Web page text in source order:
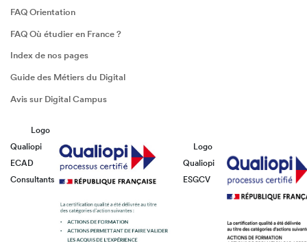
FAQ Orientation
FAQ Où étudier en France ?
Index de nos pages
Guide des Métiers du Digital
Avis sur Digital Campus
Logo
Qualiopi
ECAD
Consultants
Logo
Qualiopi
ESGCV